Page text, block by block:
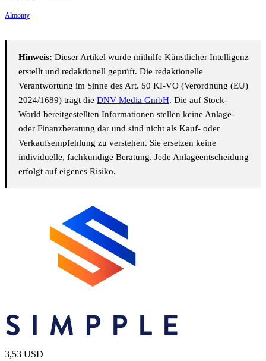
Almonty
Hinweis: Dieser Artikel wurde mithilfe Künstlicher Intelligenz
erstellt und redaktionell geprüft. Die redaktionelle
Verantwortung im Sinne des Art. 50 KI-VO (Verordnung (EU)
2024/1689) trägt die DNV Media GmbH. Die auf Stock-
World bereitgestellten Informationen stellen keine Anlage-
oder Finanzberatung dar und sind nicht als Kauf- oder
Verkaufsempfehlung zu verstehen. Sie ersetzen keine
individuelle, fachkundige Beratung. Jede Anlageentscheidung
erfolgt auf eigenes Risiko.
3,53 USD